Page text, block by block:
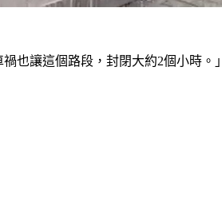
也讓這個路段，封閉大約2個小時。」